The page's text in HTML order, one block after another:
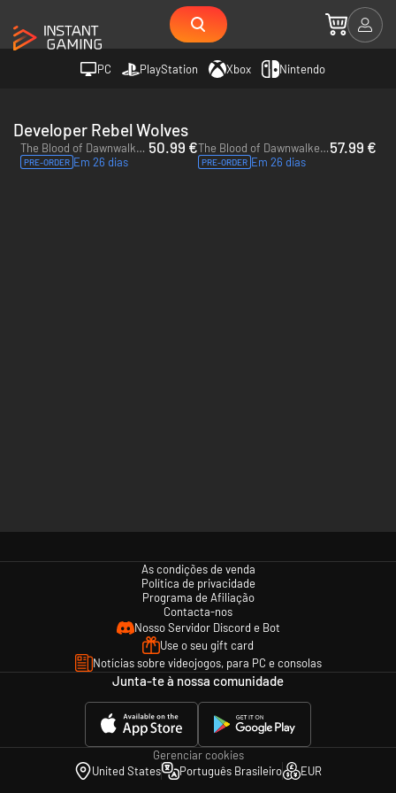
PC PlayStation Xbox Nintendo
Developer Rebel Wolves
The Blood of Dawnwalker - PC (Steam) - US
PRE-ORDER Em 26 dias
50.99 € The Blood of Dawnwalker Eclipse Edition - PC (Steam) - US
PRE-ORDER Em 26 dias
57.99 €
As condições de venda
Política de privacidade
Programa de Afiliação
Contacta-nos
Nosso Servidor Discord e Bot
Use o seu gift card
Notícias sobre videojogos, para PC e consolas
Junta-te à nossa comunidade
Gerenciar cookies
United States
Português Brasileiro EUR